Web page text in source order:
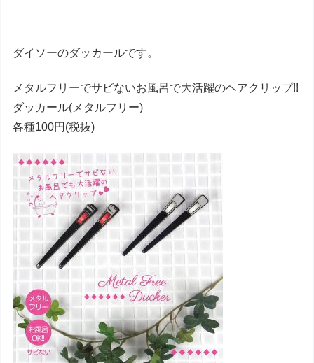
ダイソーのダッカールです。
メタルフリーでサビないお風呂で大活躍のヘアクリップ!!
ダッカール(メタルフリー)
各種100円(税抜)